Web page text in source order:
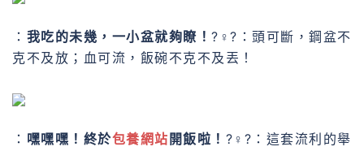
： 我吃的未幾，一小盆就夠瞭！ ?♀?：頭可斷，鋼盆不
克不及放；血可流，飯碗不克不及丟！
： 嘿嘿嘿！終於包養網站 開飯啦！ ?♀?：這套流利的舉